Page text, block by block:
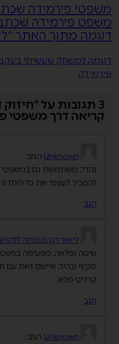
משפטי פירמידה
משפט פירמידה
דוגמה מתוך האתר
דוגמה למשחק שעשיתי
פירמידה
3 תגובות על
קריאה דרך משפטי
Unknown הגיב:
נהדר, משתמשת גם במשפטי
להסביר לעצמי את כל
הגב
ליאור דגן מומחה
שיטה נפלאה, מפעימה
מקיף ובהיר. איישם זאת עם
קרדיט מלא.
הגב
Unknown הגיב: